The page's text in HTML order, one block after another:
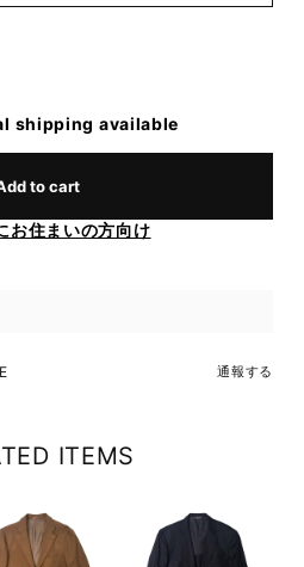
shipping available
to cart
お住まいの方向け
通報する
ITEMS